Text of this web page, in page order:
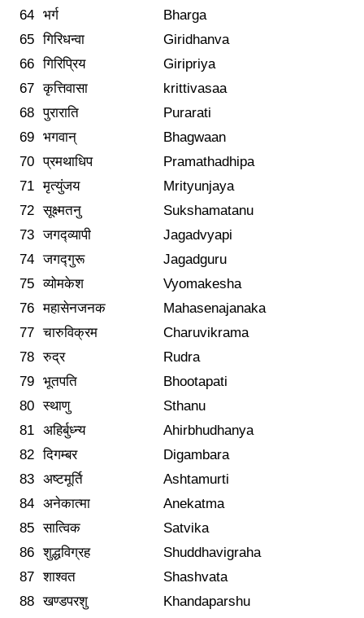
64
भर्ग
Bharga
65
गिरिधन्वा
Giridhanva
66
गिरिप्रिय
Giripriya
67
कृत्तिवासा
krittivasaa
68
पुराराति
Purarati
69
भगवान्
Bhagwaan
70
प्रमथाधिप
Pramathadhipa
71
मृत्युंजय
Mrityunjaya
72
सूक्ष्मतनु
Sukshamatanu
73
जगद्व्यापी
Jagadvyapi
74
जगद्गुरू
Jagadguru
75
व्योमकेश
Vyomakesha
76
महासेनजनक
Mahasenajanaka
77
चारुविक्रम
Charuvikrama
78
रुद्र
Rudra
79
भूतपति
Bhootapati
80
स्थाणु
Sthanu
81
अहिर्बुध्न्य
Ahirbhudhanya
82
दिगम्बर
Digambara
83
अष्टमूर्ति
Ashtamurti
84
अनेकात्मा
Anekatma
85
सात्विक
Satvika
86
शुद्धविग्रह
Shuddhavigraha
87
शाश्वत
Shashvata
88
खण्डपरशु Khandaparshu